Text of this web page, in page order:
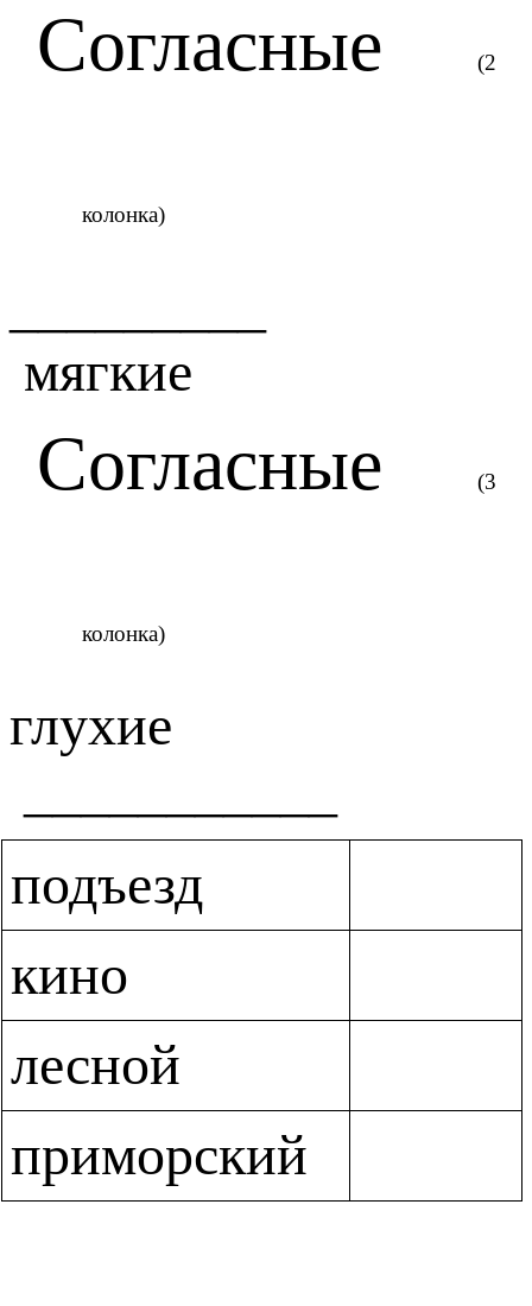
Согласные (2
колонка)
мягкие
Согласные (3
колонка)
глухие
подъезд
кино
лесной
приморский